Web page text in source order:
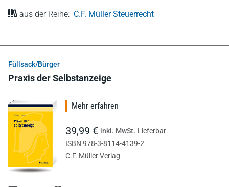
aus der Reihe: C.F. Müller Steuerrecht
Füllsack/Bürger
Praxis der Selbstanzeige
Mehr erfahren
39,99 € inkl. MwSt. Lieferbar
ISBN 978-3-8114-4139-2
C.F. Müller Verlag